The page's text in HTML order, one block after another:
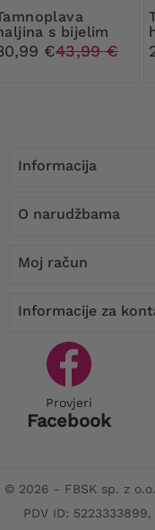
s bijelim
€43,99 €
Informacija
O narudžbama
Moj račun
Informacije za
Provjeri
Facebook
© 2026 - FBSK sp. z
PDV ID: